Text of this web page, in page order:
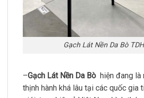
Gạch Lát Nền Da Bò
–Gạch Lát Nền Da Bò hiện đang
thịnh hành khá lâu tại các quốc gia